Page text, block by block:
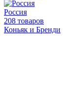
Россия
208 товаров
Коньяк и Бренди